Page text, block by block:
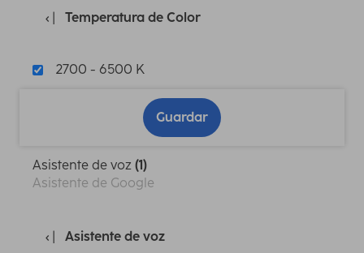
Temperatura de Color
2700 - 6500 K
Guardar
Asistente de voz (1)
Asistente de Google
Asistente de voz